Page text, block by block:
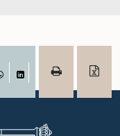
WhatsAppLinkedIn